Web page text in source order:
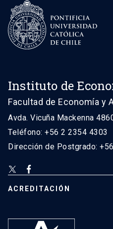
Instituto de
Facultad de Economía y
Avda. Vicuña Mackenna
Teléfono: +56 2 2354 4303
Dirección de Postgrado:
ACREDITACIÓN